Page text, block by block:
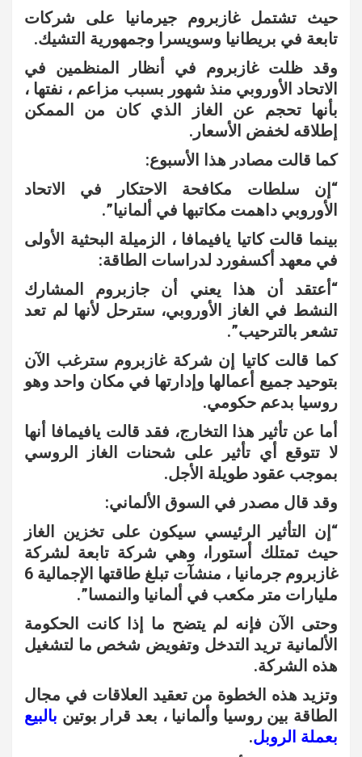
حيث تشتمل غازبروم جيرمانيا على شركات
تابعة في بريطانيا وسويسرا وجمهورية التشيك.
وقد ظلت غازبروم في أنظار المنظمين في
الاتحاد الأوروبي منذ شهور بسبب مزاعم ، نفتها ،
بأنها تحجم عن الغاز الذي كان من الممكن
إطلاقه لخفض الأسعار.
كما قالت مصادر هذا الأسبوع:
“إن سلطات مكافحة الاحتكار في الاتحاد
الأوروبي داهمت مكاتبها في ألمانيا”.
بينما قالت كاتيا يافيمافا ، الزميلة البحثية الأولى
في معهد أكسفورد لدراسات الطاقة:
“أعتقد أن هذا يعني أن جازبروم المشارك
النشط في الغاز الأوروبي، سترحل لأنها لم تعد
تشعر بالترحيب”.
كما قالت كاتيا إن شركة غازبروم سترغب الآن
بتوحيد جميع أعمالها وإدارتها في مكان واحد وهو
روسيا بدعم حكومي.
أما عن تأثير هذا التخارج، فقد قالت يافيمافا أنها
لا تتوقع أي تأثير على شحنات الغاز الروسي
بموجب عقود طويلة الأجل.
وقد قال مصدر في السوق الألماني:
“إن التأثير الرئيسي سيكون على تخزين الغاز
حيث تمتلك أستورا، وهي شركة تابعة لشركة
غازبروم جرمانيا ، منشآت تبلغ طاقتها الإجمالية 6
مليارات متر مكعب في ألمانيا والنمسا”.
وحتى الآن فإنه لم يتضح ما إذا كانت الحكومة
الألمانية تريد التدخل وتفويض شخص ما لتشغيل
هذه الشركة.
وتزيد هذه الخطوة من تعقيد العلاقات في مجال
الطاقة بين روسيا وألمانيا ، بعد قرار بوتين بالبيع
بعملة الروبل.